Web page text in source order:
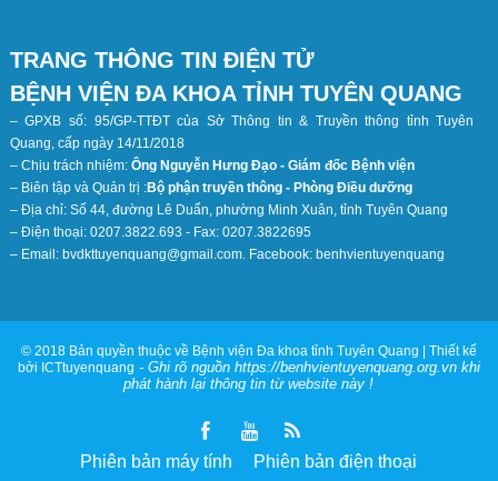
TRANG THÔNG TIN ĐIỆN TỬ
BỆNH VIỆN ĐA KHOA TỈNH TUYÊN QUANG
– GPXB số: 95/GP-TTĐT của Sở Thông tin & Truyền thông tỉnh Tuyên
Quang, cấp ngày 14/11/2018
– Chịu trách nhiệm: Ông Nguyễn Hưng Đạo - Giám đốc Bệnh viện
– Biên tập và Quản trị :Bộ phận truyền thông - Phòng Điều dưỡng
– Địa chỉ: Số 44, đường Lê Duẩn, phường Minh Xuân, tỉnh Tuyên Quang
– Điện thoại: 0207.3822.693 - Fax: 0207.3822695
– Email: bvdkttuyenquang@gmail.com. Facebook: benhvientuyenquang
© 2018 Bản quyền thuộc về Bệnh viện Đa khoa tỉnh Tuyên Quang | Thiết kế
bởi ICTtuyenquang - Ghi rõ nguồn https://benhvientuyenquang.org.vn khi
phát hành lại thông tin từ website này !
Phiên bản máy tính Phiên bản điện thoại